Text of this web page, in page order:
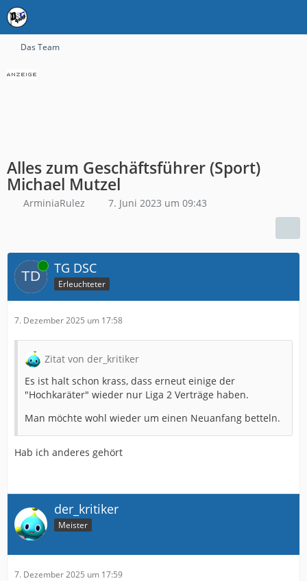
Das Team
Alles zum Geschäftsführer (Sport)
Michael Mutzel
ArminiaRulez 7. Juni 2023 um 09:43
Online TG DSC
Erleuchteter
7. Dezember 2025 um 17:58
Zitat von der_kritiker
Es ist halt schon krass, dass erneut einige der
"Hochkaräter" wieder nur Liga 2 Verträge haben.
Man möchte wohl wieder um einen Neuanfang betteln.
Hab ich anderes gehört
der_kritiker
Meister
7. Dezember 2025 um 17:59